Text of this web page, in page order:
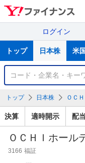
ログイン
サ
トップ 日本株 米
銘
検
索
トップ 日本株 ＯＣ
決算 適時開示 配当
ＯＣＨＩホール
3166 福証